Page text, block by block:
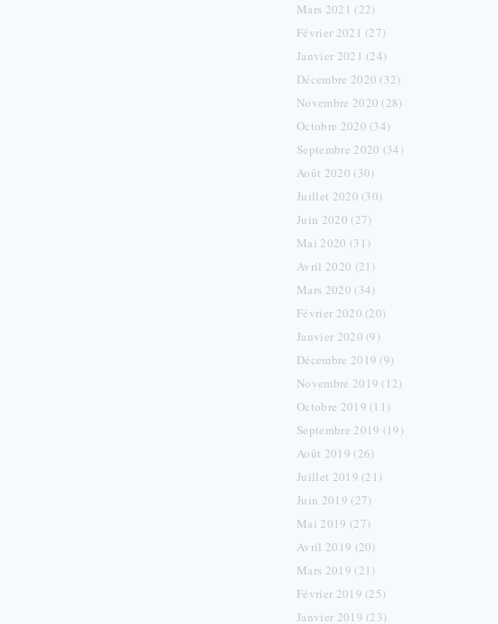
Mars 2021 (22)
Février 2021 (27)
Janvier 2021 (24)
Décembre 2020 (32)
Novembre 2020 (28)
Octobre 2020 (34)
Septembre 2020 (34)
Août 2020 (30)
Juillet 2020 (30)
Juin 2020 (27)
Mai 2020 (31)
Avril 2020 (21)
Mars 2020 (34)
Février 2020 (20)
Janvier 2020 (9)
Décembre 2019 (9)
Novembre 2019 (12)
Octobre 2019 (11)
Septembre 2019 (19)
Août 2019 (26)
Juillet 2019 (21)
Juin 2019 (27)
Mai 2019 (27)
Avril 2019 (20)
Mars 2019 (21)
Février 2019 (25)
Janvier 2019 (23)